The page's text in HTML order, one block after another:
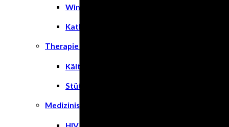
Windeln
Katheter
Therapie & Kompression
Kälte- & Wärmetherapie
Stützstrümpfe & Kompression
Medizinische Tests & Geräte